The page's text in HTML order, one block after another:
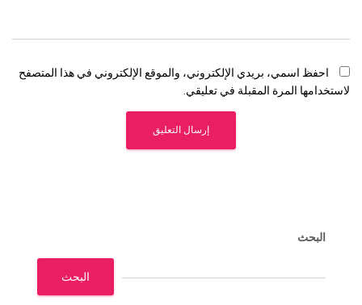
احفظ اسمي، بريدي الإلكتروني، والموقع الإلكتروني في هذا المتصفح
لاستخدامها المرة المقبلة في تعليقي.
البحث
البحث